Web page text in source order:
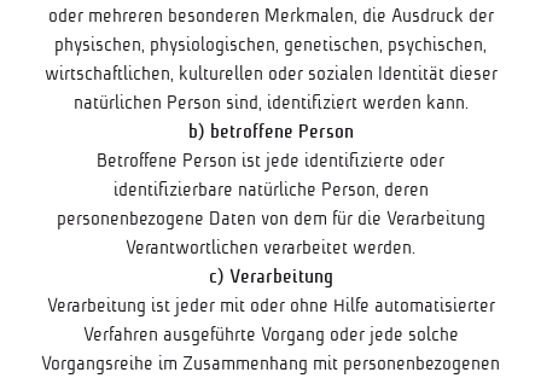
oder mehreren besonderen Merkmalen, die Ausdruck der
physischen, physiologischen, genetischen, psychischen,
wirtschaftlichen, kulturellen oder sozialen Identität dieser
natürlichen Person sind, identifiziert werden kann.
b) betroffene Person
Betroffene Person ist jede identifizierte oder
identifizierbare natürliche Person, deren
personenbezogene Daten von dem für die Verarbeitung
Verantwortlichen verarbeitet werden.
c) Verarbeitung
Verarbeitung ist jeder mit oder ohne Hilfe automatisierter
Verfahren ausgeführte Vorgang oder jede solche
Vorgangsreihe im Zusammenhang mit personenbezogenen